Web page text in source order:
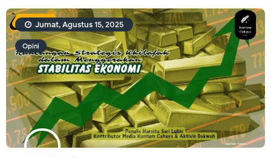
Opini
Jumat, Agustus 15, 2025